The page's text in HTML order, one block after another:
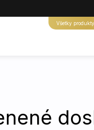
Všetky